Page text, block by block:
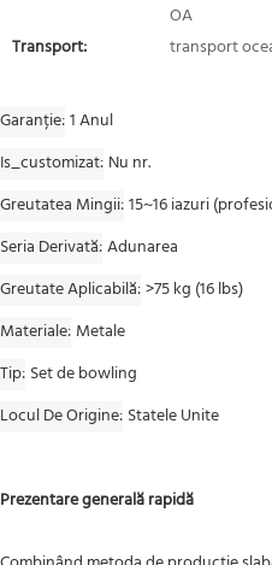
OA
Transport:
transport
Garanție 1 Anul
Is_customizat Nu nr.
Greutatea Mingii 15~16 iazuri
Seria Derivată Adunarea
Greutate Aplicabilă >75 kg (16 lbs)
Materiale Metale
Tip Set de bowling
Locul De Origine Statele Unite
Prezentare generală rapidă